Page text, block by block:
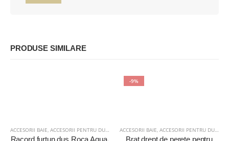
PRODUSE SIMILARE
ACCESORII BAIE ACCESORII PENTRU DUȘ , BAIE
Racord furtun duș Roca Aqua,
-9%
ACCESORII BAIE ACCESORII PENTRU DUȘ ,
Braț drept de perete pentru